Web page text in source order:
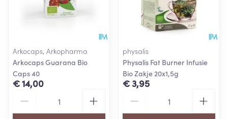
Arkocaps, Arkopharma
Arkocaps Guarana Bio
Caps 40
€ 14,00
physalis
Physalis Fat Burner Infusie
Bio Zakje 20x1,5g
€ 3,95